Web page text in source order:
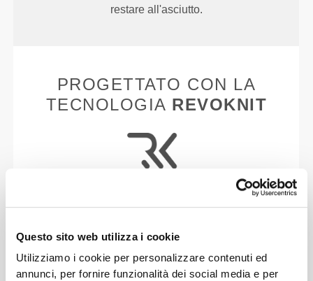
Questo sito web utilizza i cookie
Utilizziamo i cookie per personalizzare contenuti ed
annunci, per fornire funzionalità dei social media e per
restare all'asciutto.
PROGETTATO CON LA
TECNOLOGIA REVOKNIT
maglia sviluppata da Prozis che dà vita a capi di
seconda pelle e con maggiore elasticità, supporto e